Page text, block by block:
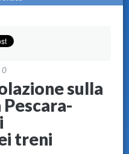
0
sulla
treni